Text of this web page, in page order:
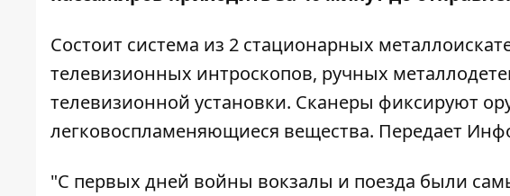
Состоит система из 2 стационарных
телевизионных интроскопов, ручных
телевизионной установки. Сканеры фиксируют
легковоспламеняющиеся вещества. Передает
"С первых дней войны вокзалы и поезда были